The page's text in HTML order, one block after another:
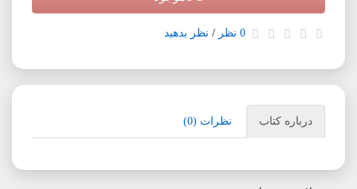
0 نظر / نظر بدهید
درباره کتاب نظرات (0)